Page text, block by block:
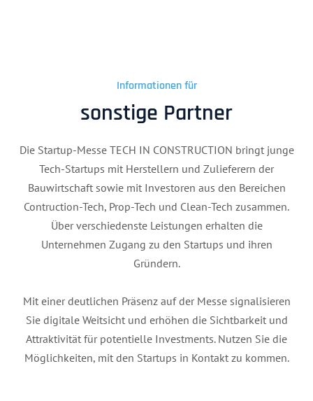
Informationen für
sonstige Partner
Die Startup-Messe TECH IN CONSTRUCTION bringt junge
Tech-Startups mit Herstellern und Zulieferern der
Bauwirtschaft sowie mit Investoren aus den Bereichen
Contruction-Tech, Prop-Tech und Clean-Tech zusammen.
Über verschiedenste Leistungen erhalten die
Unternehmen Zugang zu den Startups und ihren
Gründern.
Mit einer deutlichen Präsenz auf der Messe signalisieren
Sie digitale Weitsicht und erhöhen die Sichtbarkeit und
Attraktivität für potentielle Investments. Nutzen Sie die
Möglichkeiten, mit den Startups in Kontakt zu kommen.